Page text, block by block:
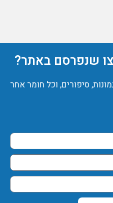
שנפרסם באתר?
סיפורים, וכל חומר אחר